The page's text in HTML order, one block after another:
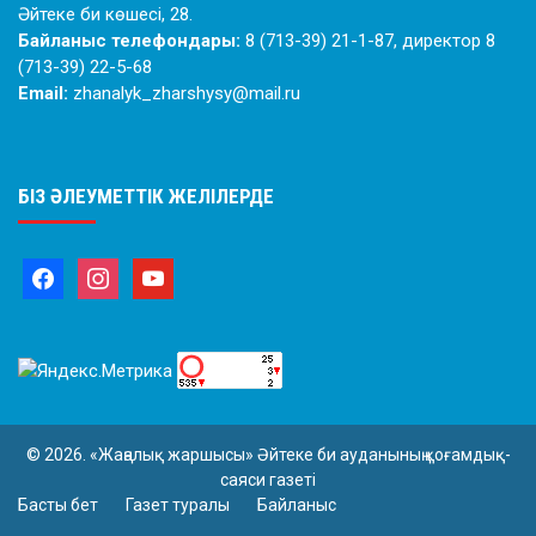
Әйтеке би көшесі, 28.
Байланыс телефондары: 8 (713-39) 21-1-87, директор 8
(713-39) 22-5-68
Email: zhanalyk_zharshysy@mail.ru
БІЗ ӘЛЕУМЕТТІК ЖЕЛІЛЕРДЕ
© 2026. «Жаңалық жаршысы» Әйтеке би ауданының қоғамдық-
саяси газеті
Басты бет
Газет туралы Байланыс